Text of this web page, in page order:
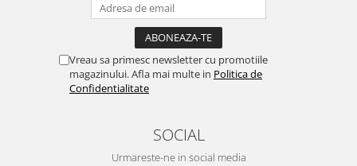
Vreau sa primesc newsletter cu promotiile
magazinului. Afla mai multe in Politica de
Confidentialitate
SOCIAL
Urmareste-ne in social media